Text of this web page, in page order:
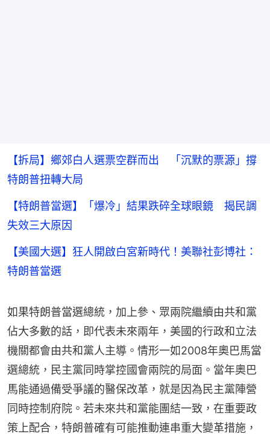
【拆局】鄉郊白人選票空群而出 「沉默的票源」撐
特朗普扭轉大局
【特朗普當選】「爆冷」結果跌碎全球眼鏡 揭民調
失效三大原因
【美國大選】狂人開啟白宮新時代！美聯社彭博社：
特朗普當選
如果特朗普當選總統，加上參、眾兩院繼續由共和黨
佔大多數的話，即代表未來兩年，美國的行政和立法
機關都會由共和黨人主導。情形一如2008年奧巴馬當
選總統，民主黨同時掌控國會兩院的局面。當年奧巴
馬能通過備受爭議的醫保改革，就是因為民主黨陣營
同時控制府院。若未來共和黨能團結一致，在重要政
策上配合，特朗普確有可能推動連串重大變革措施，